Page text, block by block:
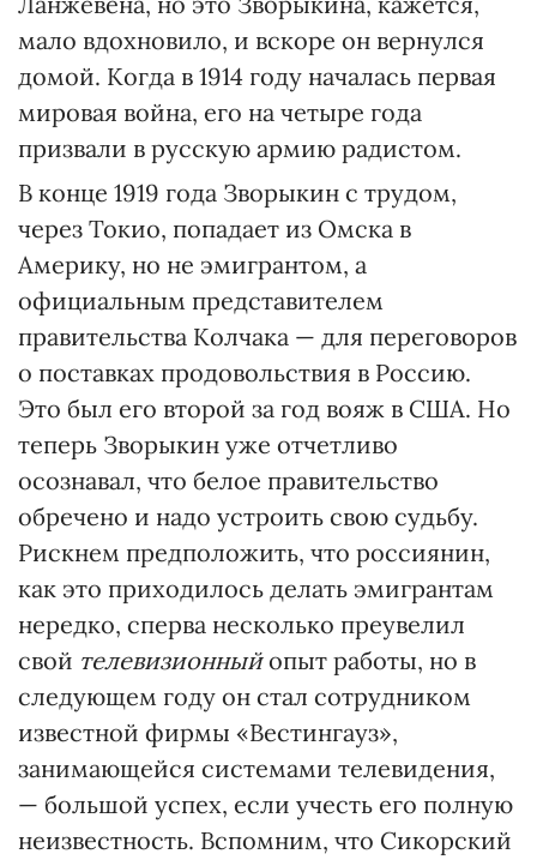
мало вдохновило, и вскоре он вернулся
домой. Когда в 1914 году началась первая
мировая война, его на четыре года
призвали в русскую армию радистом.
В конце 1919 года Зворыкин с трудом,
через Токио, попадает из Омска в
Америку, но не эмигрантом, а
официальным представителем
правительства Колчака — для переговоров
о поставках продовольствия в Россию.
Это был его второй за год вояж в США. Но
теперь Зворыкин уже отчетливо
осознавал, что белое правительство
обречено и надо устроить свою судьбу.
Рискнем предположить, что россиянин,
как это приходилось делать эмигрантам
нередко, сперва несколько преувелил
свой телевизионныйопыт работы, но в
следующем году он стал сотрудником
известной фирмы «Вестингауз»,
занимающейся системами телевидения,
— большой успех, если учесть его полную
неизвестность. Вспомним, что Сикорский